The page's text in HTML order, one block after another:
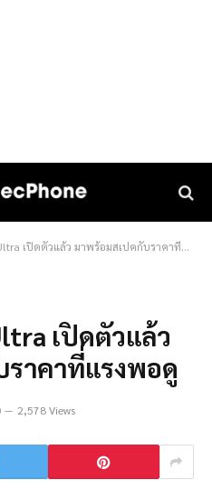
เปิดตัวแล้ว มาพร้อมสเปคกับราคาที่แรงพอดู
เปิดตัวแล้ว
าคาที่แรงพอดู
2,578 Views